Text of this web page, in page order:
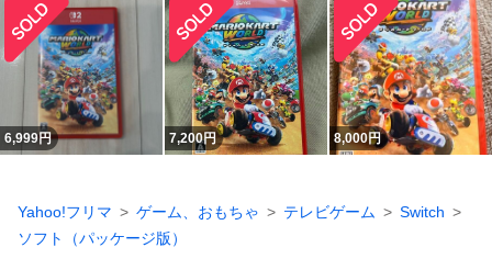
6,999円 7,200円 8,000円
Yahoo!フリマ ゲーム、おもちゃ テレビゲーム
Switch
ソフト（パッケージ版）